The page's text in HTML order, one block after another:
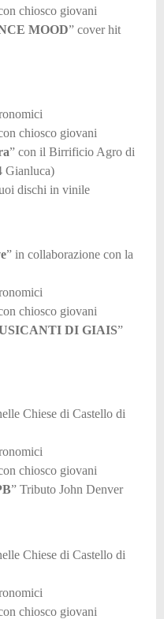
chiosco giovani
MOOD” cover hit
chiosco giovani
” con il Birrificio Agro di
Gianluca)
dischi in vinile
” in collaborazione con la
chiosco giovani
DI GIAIS”
Chiese di Castello di
chiosco giovani
” Tributo John Denver
Chiese di Castello di
chiosco giovani